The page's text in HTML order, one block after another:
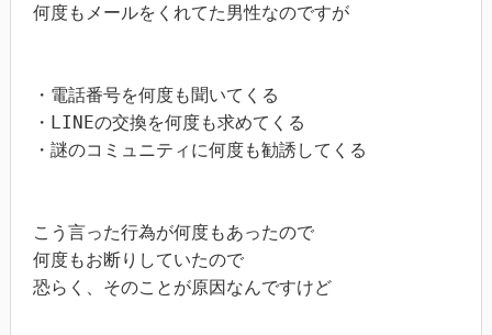
何度もメールをくれてた男性なのですが
・電話番号を何度も聞いてくる
・LINEの交換を何度も求めてくる
・謎のコミュニティに何度も勧誘してくる
こう言った行為が何度もあったので
何度もお断りしていたので
恐らく、そのことが原因なんですけど